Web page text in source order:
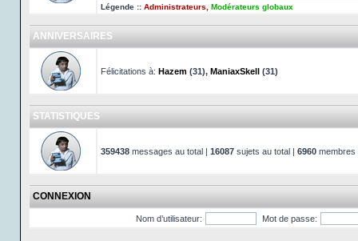
Légende :: Administrateurs Modérateurs globaux
ANNIVERSAIRES
Félicitations à: Hazem (31), ManiaxSkell (31)
STATISTIQUES
359438 messages au total | 16087 sujets au total | 6960 membres
CONNEXION
Nom d’utilisateur: Mot de passe: